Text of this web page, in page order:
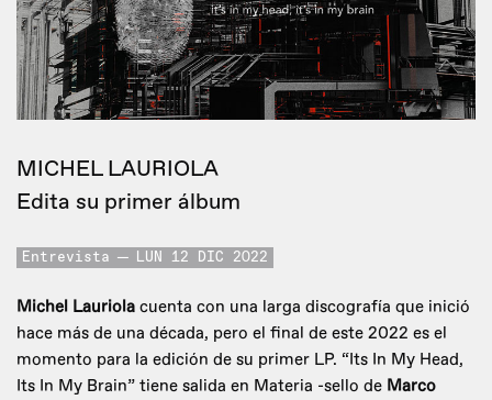
MICHEL LAURIOLA
Edita su primer álbum
Entrevista LUN 12 DIC 2022
Michel Lauriola cuenta con una larga discografía que inició
hace más de una década, pero el final de este 2022 es el
momento para la edición de su primer LP. “Its In My Head,
Its In My Brain” tiene salida en Materia -sello de Marco